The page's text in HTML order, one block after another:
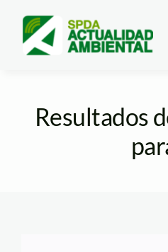
content
Resultados